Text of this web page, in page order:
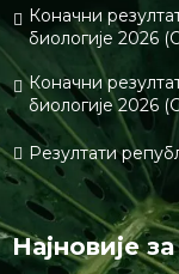
Најновије са
Завршни испит
биологије